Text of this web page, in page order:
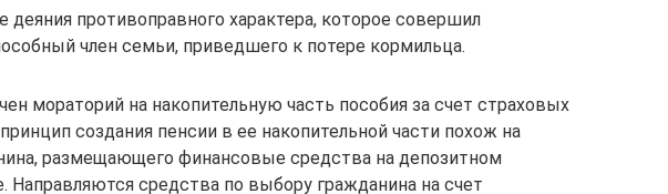
деяния противоправного характера, которое совершил
член семьи, приведшего к потере кормильца.
мораторий на накопительную часть пособия за счет страховых
создания пенсии в ее накопительной части похож на
размещающего финансовые средства на депозитном
Направляются средства по выбору гражданина на счет